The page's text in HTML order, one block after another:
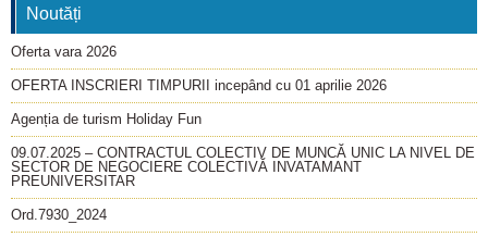
Noutăți
Oferta vara 2026
OFERTA INSCRIERI TIMPURII incepând cu 01 aprilie 2026
Agenția de turism Holiday Fun
09.07.2025 – CONTRACTUL COLECTIV DE MUNCĂ UNIC LA NIVEL DE
SECTOR DE NEGOCIERE COLECTIVĂ INVATAMANT
PREUNIVERSITAR
Ord.7930_2024